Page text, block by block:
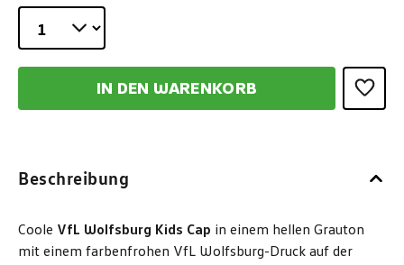
IN DEN WARENKORB
Beschreibung
Coole VfL Wolfsburg Kids Cap in einem hellen Grauton
mit einem farbenfrohen VfL Wolfsburg-Druck auf der